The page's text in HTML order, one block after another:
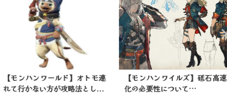
【モンハンワールド】オトモ連
れて行かない方が攻略法とし...
【モンハンワイルズ】砥石高速
化の必要性について…